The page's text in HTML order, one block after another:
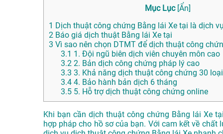
Mục Lục [Ẩn]
1 Dịch thuật công chứng Bằng lái Xe tại là dịch
2 Báo giá dịch thuật Bằng lái Xe tại
3 Vì sao nên chọn DTMT để dịch thuật công
3.1 1. Đội ngũ biên dịch viên chuyên môn cao
3.2 2. Bản dịch công chứng pháp lý cao
3.3 3. Khả năng dịch thuật công chứng 30
3.4 4. Bảo hành bản dịch 6 tháng
3.5 5. Hỗ trợ dịch thuật công chứng online
Khi bạn cần dịch thuật công chứng Bằng lái Xe
hợp pháp cho hồ sơ của bạn. Với cam kết về